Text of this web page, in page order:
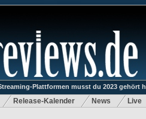
Plattformen musst du 2023 gehört
Release-Kalender News Live